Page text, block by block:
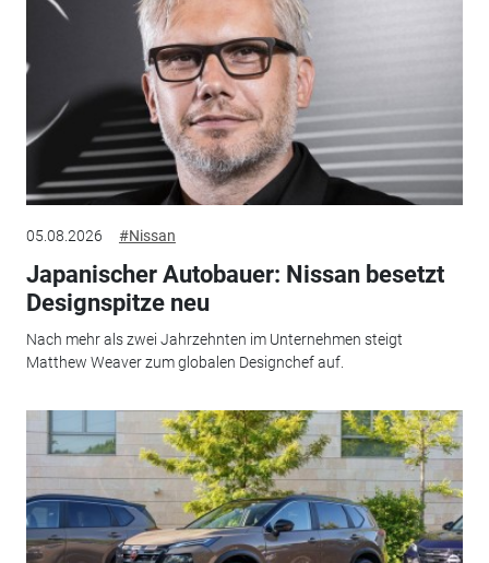
05.08.2026 #Nissan
Japanischer Autobauer: Nissan besetzt
Designspitze neu
Nach mehr als zwei Jahrzehnten im Unternehmen steigt
Matthew Weaver zum globalen Designchef auf.